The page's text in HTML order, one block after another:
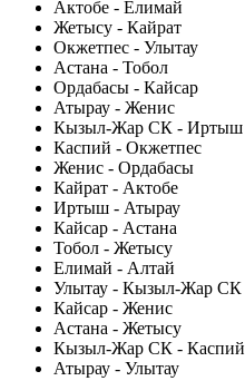
Актобе - Елимай
Жетысу - Кайрат
Окжетпес - Улытау
Астана - Тобол
Ордабасы - Кайсар
Атырау - Женис
Кызыл-Жар СК - Иртыш
Каспий - Окжетпес
Женис - Ордабасы
Кайрат - Актобе
Иртыш - Атырау
Кайсар - Астана
Тобол - Жетысу
Елимай - Алтай
Улытау - Кызыл-Жар СК
Кайсар - Женис
Астана - Жетысу
Кызыл-Жар СК - Каспий
Атырау - Улытау